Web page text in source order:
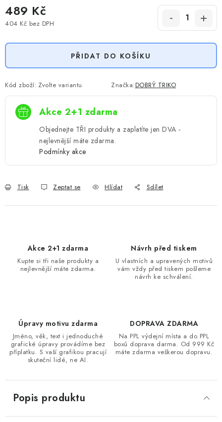
489 Kč
404 Kč bez DPH
PŘIDAT DO KOŠÍKU
Kód zboží: Zvolte variantu Značka:DOBRÝ TRIKO
Akce 2+1 zdarma
Objednejte TŘI produkty a zaplatíte jen DVA -
nejlevnější máte zdarma.
Podmínky akce
Tisk Zeptat se Hlídat Sdílet
Akce 2+1 zdarma
Kupte si tři naše produkty a
nejlevnější máte zdarma.
Návrh před tiskem
U vlastních a upravených motivů
vám vždy před tiskem pošleme
návrh ke schválení.
Úpravy motivu zdarma
Jméno, věk, text i jednoduché
grafické úpravy provádíme bez
příplatku. S vaší grafikou pracují
skuteční lidé, ne AI.
DOPRAVA ZDARMA
Na PPL výdejní místa a do PPL
boxů doprava darma. Od 999 Kč
máte zdarma veškerou dopravu.
Popis produktu